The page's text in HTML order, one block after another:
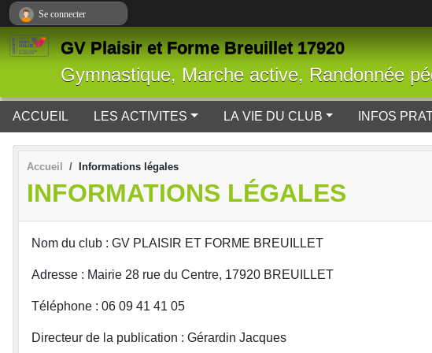
GV Plaisir et Forme Breuillet 17920
Gymnastique, Marche active, Randonnée
ACCUEIL LES ACTIVITES LA VIE DU CLUB INFOS
Accueil Informations légales
INFORMATIONS LÉGALES
Nom du club : GV PLAISIR ET FORME BREUILLET
Adresse : Mairie 28 rue du Centre, 17920 BREUILLET
Téléphone : 06 09 41 41 05
Directeur de la publication : Gérardin Jacques
Se connecter
Panneau de gestion des cookies